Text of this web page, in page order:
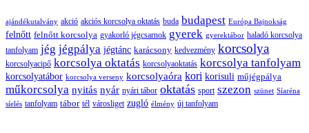
ajándékutalvány akció akciós korcsolya oktatás buda budapest Európa Bajnokság
felnőtt felnőtt korcsolya gyakorló jégcsarnok gyerek gyerektábor haladó korcsolya
tanfolyam jég jégpálya jégtánc karácsony kedvezmény korcsolya
korcsolyacipő korcsolya oktatás korcsolyaoktatás korcsolya tanfolyam
korcsolyatábor korcsolya verseny korcsolyaóra kori korisuli műjégpálya
műkorcsolya nyitás nyár nyári tábor oktatás sport szezon szünet Síaréna
síelés tanfolyam tábor tél városliget zugló élmény új tanfolyam